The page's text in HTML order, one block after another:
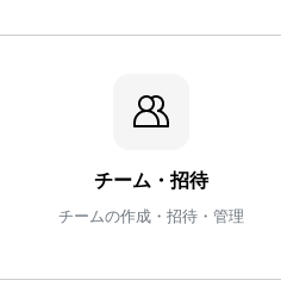
チーム・招待
チームの作成・招待・管理